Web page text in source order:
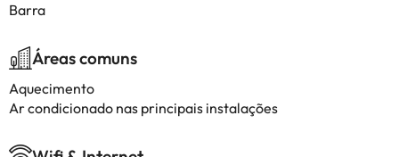
Barra
Áreas comuns
Aquecimento
Ar condicionado nas principais instalações